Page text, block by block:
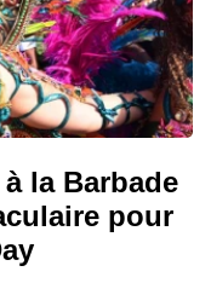
la Barbade
pour